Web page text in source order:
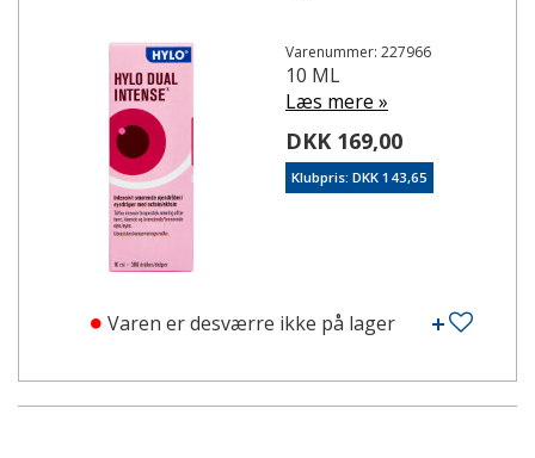
Varenummer: 227966
10 ML
Læs mere »
DKK 169,00
Klubpris: DKK 143,65
Varen er desværre ikke på lager